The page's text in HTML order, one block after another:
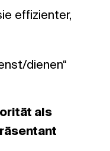
effizienter,
dienen“
als